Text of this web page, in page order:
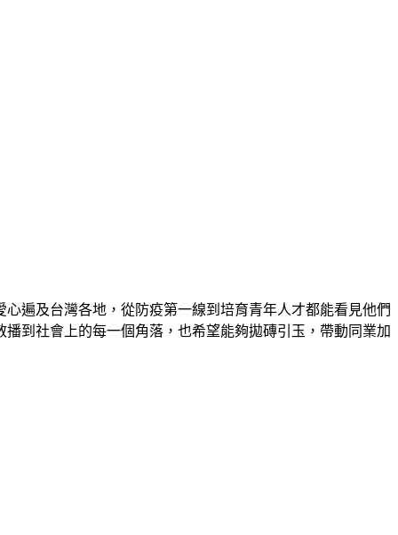
遍及台灣各地，從防疫第一線到培育青年人才都能看見他們
到社會上的每一個角落，也希望能夠拋磚引玉，帶動同業加